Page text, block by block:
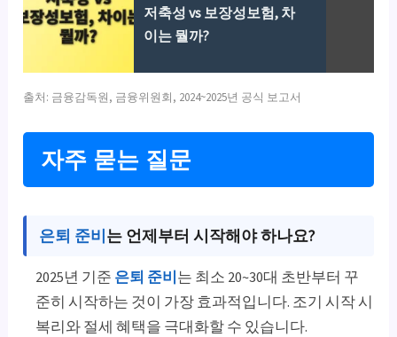
저축성 vs 보장성보험, 차
이는 뭘까?
출처: 금융감독원, 금융위원회, 2024~2025년 공식 보고서
자주 묻는 질문
은퇴 준비는 언제부터 시작해야 하나요?
2025년 기준 은퇴 준비는 최소 20~30대 초반부터 꾸
준히 시작하는 것이 가장 효과적입니다. 조기 시작 시
복리와 절세 혜택을 극대화할 수 있습니다.